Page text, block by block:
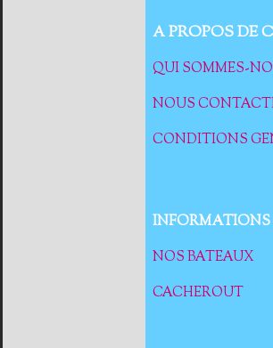
A PROPOS DE
QUI SOMMES-
NOUS
CONDITIONS
NOS BATEAUX
CACHEROUT